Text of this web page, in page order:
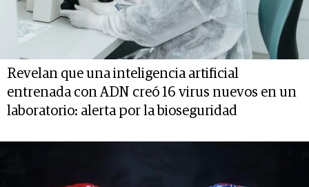
Revelan que una inteligencia artificial
entrenada con ADN creó 16 virus nuevos en un
laboratorio: alerta por la bioseguridad